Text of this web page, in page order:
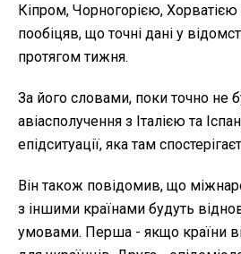
Кіпром, Чорногорією, Хорватією
пообіцяв, що точні дані у
протягом тижня.
За його словами, поки точно не
авіасполучення з Італією та
епідситуації, яка там
Він також повідомив, що
з іншими країнами будуть
умовами. Перша - якщо країни